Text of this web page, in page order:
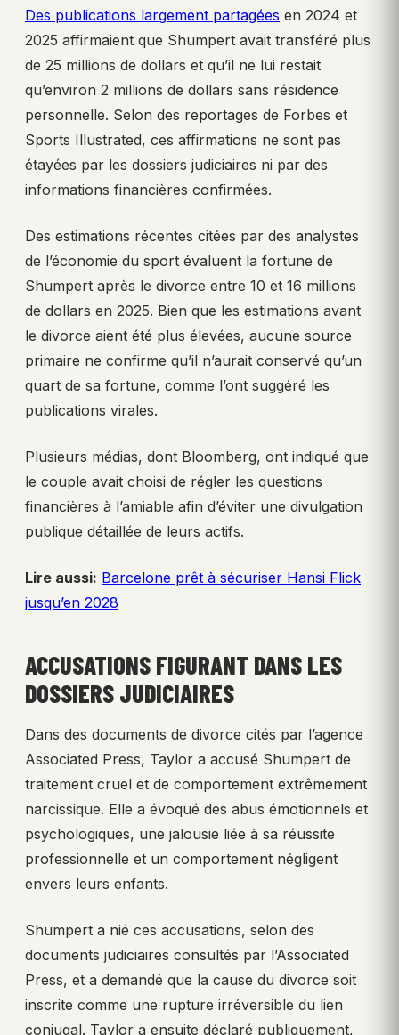
Des publications largement partagées en 2024 et
2025 affirmaient que Shumpert avait transféré plus
de 25 millions de dollars et qu’il ne lui restait
qu’environ 2 millions de dollars sans résidence
personnelle. Selon des reportages de Forbes et
Sports Illustrated, ces affirmations ne sont pas
étayées par les dossiers judiciaires ni par des
informations financières confirmées.
Des estimations récentes citées par des analystes
de l’économie du sport évaluent la fortune de
Shumpert après le divorce entre 10 et 16 millions
de dollars en 2025. Bien que les estimations avant
le divorce aient été plus élevées, aucune source
primaire ne confirme qu’il n’aurait conservé qu’un
quart de sa fortune, comme l’ont suggéré les
publications virales.
Plusieurs médias, dont Bloomberg, ont indiqué que
le couple avait choisi de régler les questions
financières à l’amiable afin d’éviter une divulgation
publique détaillée de leurs actifs.
Lire aussi: Barcelone prêt à sécuriser Hansi Flick
jusqu’en 2028
ACCUSATIONS FIGURANT DANS LES
DOSSIERS JUDICIAIRES
Dans des documents de divorce cités par l’agence
Associated Press, Taylor a accusé Shumpert de
traitement cruel et de comportement extrêmement
narcissique. Elle a évoqué des abus émotionnels et
psychologiques, une jalousie liée à sa réussite
professionnelle et un comportement négligent
envers leurs enfants.
Shumpert a nié ces accusations, selon des
documents judiciaires consultés par l’Associated
Press, et a demandé que la cause du divorce soit
inscrite comme une rupture irréversible du lien
conjugal. Taylor a ensuite déclaré publiquement,